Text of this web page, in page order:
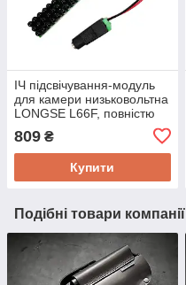
ІЧ підсвічування-модуль
для камери низьковольтна
LONGSE L66F, повністю
66LED, освітлення 90°
809 ₴
Купити
Подібні товари компанії